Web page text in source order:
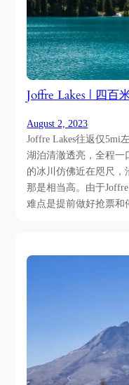
Joffre Lakes | 四百
August 2, 2023
Joffre Lakes往返仅5mi
湖泊清澈透亮，全程一
的冰川仿佛近在咫尺，
那是相当高。由于
难点是提前做好抢票和